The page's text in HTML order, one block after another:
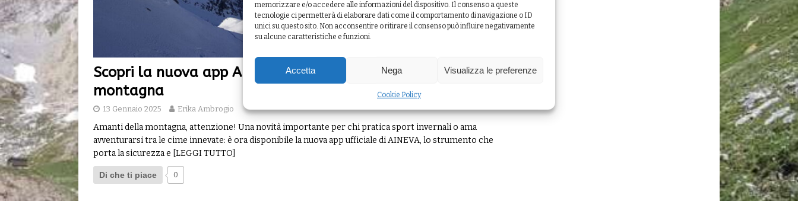
memorizzare e/o accedere alle informazioni del dispositivo. Il consenso a queste
tecnologie ci permetterà di elaborare dati come il comportamento di navigazione o ID
unici su questo sito. Non acconsentire o ritirare il consenso può influire negativamente
su alcune caratteristiche e funzioni.
Accetta Nega Visualizza le preferenze
Cookie Policy
Scopri la nuova app AINEVA: sicurezza e consapevolezza in
montagna
13 Gennaio 2025 Erika Ambrogio
Amanti della montagna, attenzione! Una novità importante per chi pratica sport invernali o ama
avventurarsi tra le cime innevate: è ora disponibile la nuova app ufficiale di AINEVA, lo strumento che
porta la sicurezza e [LEGGI TUTTO]
Di che ti piace 0